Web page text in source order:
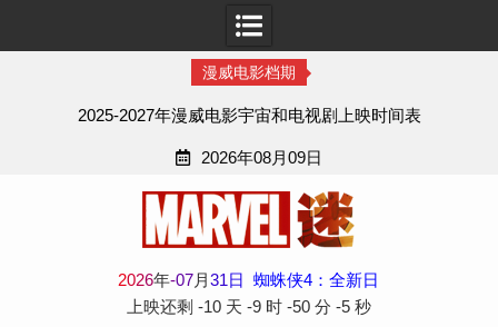
漫威电影档期
2025-2027年漫威电影宇宙和电视剧上映时间表
2026年08月09日
2026年-07月31日
蜘蛛侠4：全新日
上映还剩 -10 天 -9 时 -50 分 -5 秒